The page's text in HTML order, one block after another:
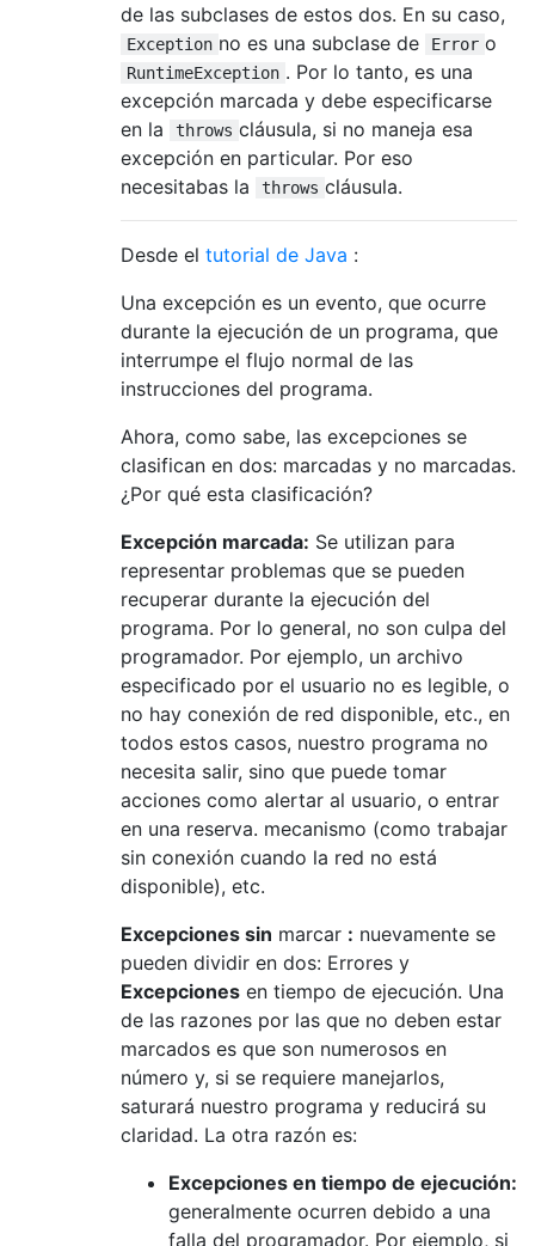
de las subclases de estos dos. En su caso,
Exception no es una subclase de Error o
RuntimeException . Por lo tanto, es una
excepción marcada y debe especificarse
en la
throws cláusula, si no maneja esa
excepción en particular. Por eso
necesitabas la
throws cláusula.
Desde el tutorial de Java :
Una excepción es un evento, que ocurre
durante la ejecución de un programa, que
interrumpe el flujo normal de las
instrucciones del programa.
Ahora, como sabe, las excepciones se
clasifican en dos: marcadas y no marcadas.
¿Por qué esta clasificación?
Excepción marcada: Se utilizan para
representar problemas que se pueden
recuperar durante la ejecución del
programa. Por lo general, no son culpa del
programador. Por ejemplo, un archivo
especificado por el usuario no es legible, o
no hay conexión de red disponible, etc., en
todos estos casos, nuestro programa no
necesita salir, sino que puede tomar
acciones como alertar al usuario, o entrar
en una reserva. mecanismo (como trabajar
sin conexión cuando la red no está
disponible), etc.
Excepciones sin marcar : nuevamente se
pueden dividir en dos: Errores y
Excepciones en tiempo de ejecución. Una
de las razones por las que no deben estar
marcados es que son numerosos en
número y, si se requiere manejarlos,
saturará nuestro programa y reducirá su
claridad. La otra razón es:
Excepciones en tiempo de ejecución:
generalmente ocurren debido a una
falla del programador. Por ejemplo, si